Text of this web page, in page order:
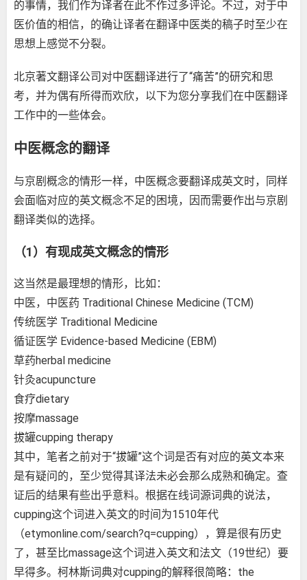
的事情，我们作为译者在此不作过多评论。不过，对于中
医价值的相信，的确让译者在翻译中医类的稿子时至少在
思想上感觉不分裂。
北京著文翻译公司对中医翻译进行了“痛苦”的研究和思
考，并为偶有所得而欢欣，以下为您分享我们在中医翻译
工作中的一些体会。
中医概念的翻译
与京剧概念的情形一样，中医概念要翻译成英文时，同样
会面临对应的英文概念不足的困境，因而需要作出与京剧
翻译类似的选择。
（1）有现成英文概念的情形
这当然是最理想的情形，比如：
中医，中医药 Traditional Chinese Medicine (TCM)
传统医学 Traditional Medicine
循证医学 Evidence-based Medicine (EBM)
草药herbal medicine
针灸acupuncture
食疗dietary
按摩massage
拔罐cupping therapy
其中，笔者之前对于“拔罐”这个词是否有对应的英文本来
是有疑问的，至少觉得其译法未必会那么成熟和确定。查
证后的结果有些出乎意料。根据在线词源词典的说法，
cupping这个词进入英文的时间为1510年代
（etymonline.com/search?q=cupping），算是很有历史
了，甚至比massage这个词进入英文和法文（19世纪）要
早得多。柯林斯词典对cupping的解释很简略：the